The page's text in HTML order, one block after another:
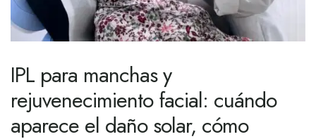
IPL para manchas y
rejuvenecimiento facial: cuándo
aparece el daño solar, cómo